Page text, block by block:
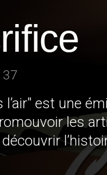
37
l’air" est une
les